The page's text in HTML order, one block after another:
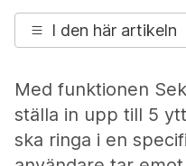
I den här artikeln
Med funktionen
ställa in upp till 5
ska ringa i en